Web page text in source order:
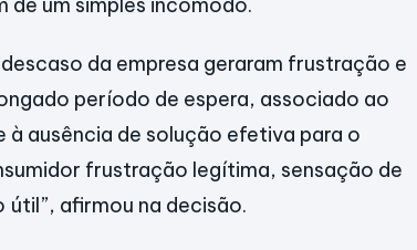
da empresa geraram frustração e
período de espera, associado ao
ausência de solução efetiva para o
frustração legítima, sensação de
afirmou na decisão.